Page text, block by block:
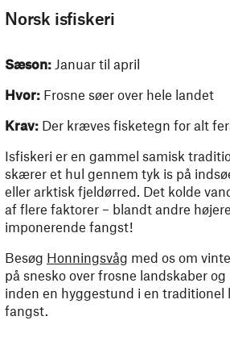
Norsk isfiskeri
Sæson: Januar til april
Hvor: Frosne søer over hele landet
Krav: Der kræves fisketegn for alt
Isfiskeri er en gammel samisk
skærer et hul gennem tyk is på
eller arktisk fjeldørred. Det kolde
af flere faktorer – blandt andre
imponerende fangst!
Besøg Honningsvåg med os om
på snesko over frosne landskaber
inden en hyggestund i en traditionel
fangst.